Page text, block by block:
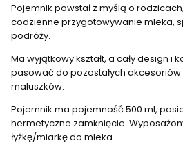
Pojemnik powstał z myślą o
codzienne przygotowywanie mleka,
podróży.
Ma wyjątkowy kształt, a cały design i
pasować do pozostałych akcesoriów
maluszków.
Pojemnik ma pojemność 500 ml,
hermetyczne zamknięcie.
łyżkę/miarkę do mleka.